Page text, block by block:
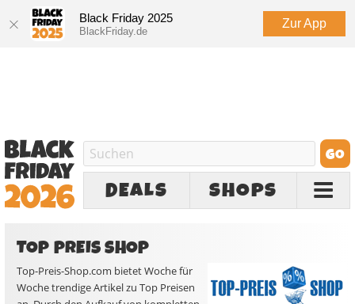
Black Friday 2025
BlackFriday.de
Zur App
DEALS SHOPS
TOP PREIS SHOP
Top-Preis-Shop.com bietet Woche für
Woche trendige Artikel zu Top Preisen